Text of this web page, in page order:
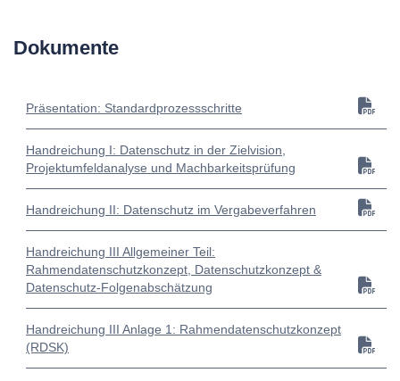
Dokumente
Präsentation: Standardprozessschritte
Handreichung I: Datenschutz in der Zielvision,
Projektumfeldanalyse und Machbarkeitsprüfung
Handreichung II: Datenschutz im Vergabeverfahren
Handreichung III Allgemeiner Teil:
Rahmendatenschutzkonzept, Datenschutzkonzept &
Datenschutz-Folgenabschätzung
Handreichung III Anlage 1: Rahmendatenschutzkonzept
(RDSK)